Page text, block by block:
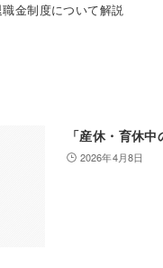
職金制度について解説
「産休・育休
2026年4月8日